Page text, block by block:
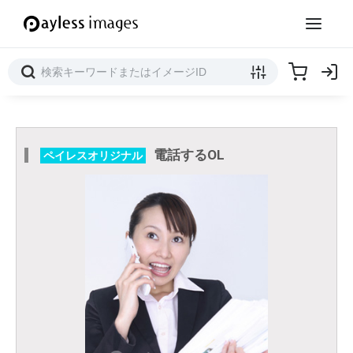
ペイレスオリジナル 電話するOL